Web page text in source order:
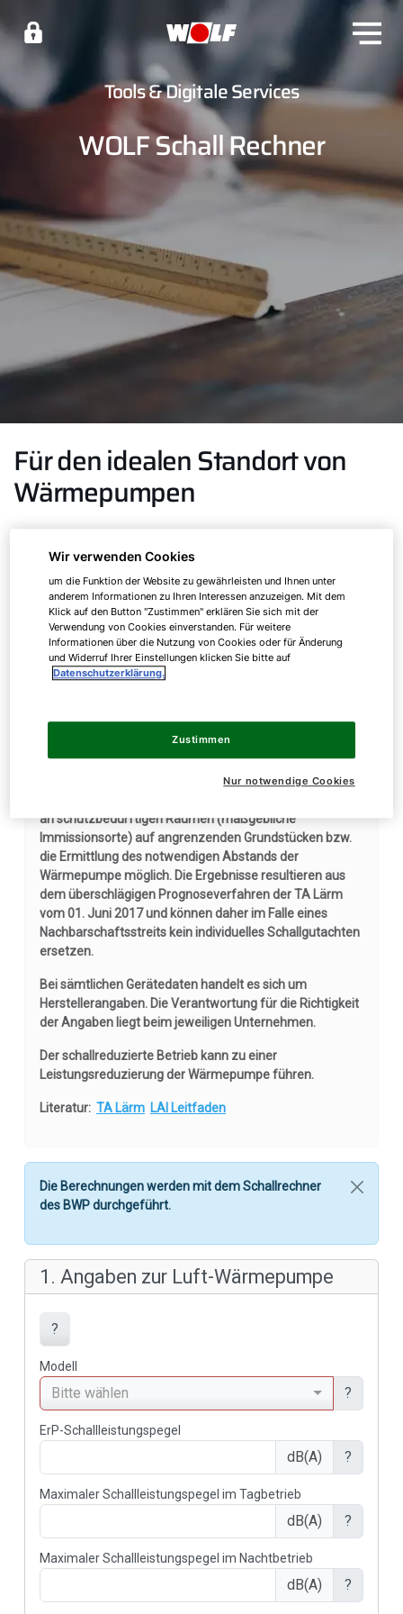
Tools & Digitale Services
WOLF Schall Rechner
Für den idealen Standort von
Wärmepumpen
Schallemissionen von WOLF Wärmepumpen nach
TA-Lärm. Damit wissen Sie genau, welchen
notwendigen Mindestabstand Sie zum Nachbarn
einhalten müssen. Und haben für Ihre Kunden den
idealen Standort sofort im Blick.
Wie können wir helfen?
Downloads
Wichtige Links
Gipfelstürmer Partnerprogramm
Anleitungen & techn. Dokumente
WOLF Seminare
Wir verwenden Cookies
um die Funktion der Website zu gewährleisten und Ihnen unter
anderem Informationen zu Ihren Interessen anzuzeigen. Mit dem
Klick auf den Button "Zustimmen" erklären Sie sich mit der
Verwendung von Cookies einverstanden. Für weitere
Informationen über die Nutzung von Cookies oder für Änderung
und Widerruf Ihrer Einstellungen klicken Sie bitte auf
Datenschutzerklärung.
Nur notwendige Cookies
Zustimmen